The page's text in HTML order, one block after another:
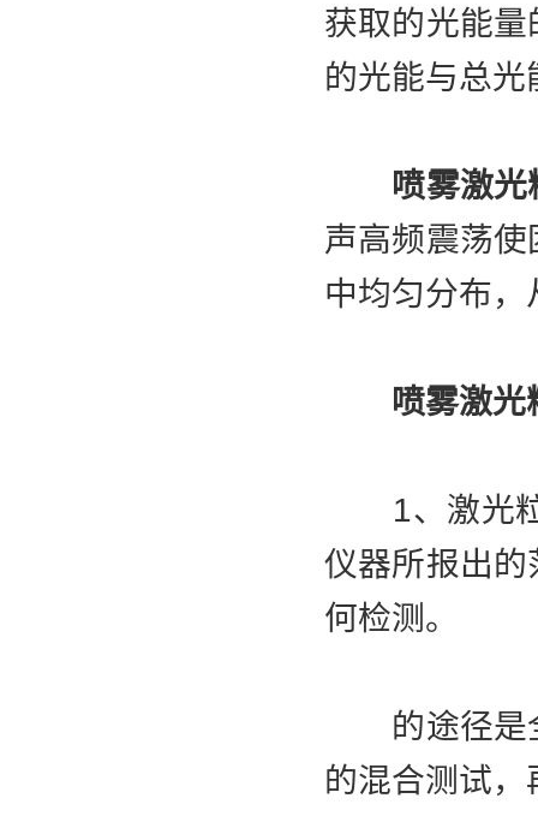
获取的光能
的光能与总
喷雾激
声高频震荡
中均匀分布
喷雾激光
1、激光粒
仪器所报出
何检测。
的途径是全
的混合测试